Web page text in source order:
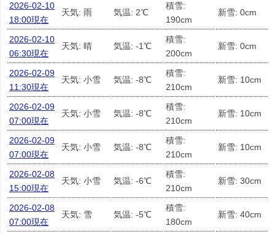
2026-02-10
18:00現在
天気: 雨 気温: 2℃
積雪:
190cm
新雪: 0cm
2026-02-10
06:30現在
天気: 晴 気温: -1℃
積雪:
200cm
新雪: 0cm
2026-02-09
11:30現在
天気: 小雪 気温: -8℃
積雪:
210cm
新雪: 10cm
2026-02-09
07:00現在
天気: 小雪 気温: -8℃
積雪:
210cm
新雪: 10cm
2026-02-09
07:00現在
天気: 小雪 気温: -8℃
積雪:
210cm
新雪: 10cm
2026-02-08
15:00現在
天気: 小雪 気温: -6℃
積雪:
210cm
新雪: 30cm
2026-02-08
07:00現在
天気: 雪 気温: -5℃
積雪:
180cm
新雪: 40cm